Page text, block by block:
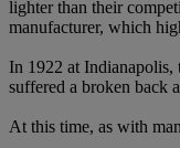
lighter than their
manufacturer, which
In 1922 at Indianapolis,
suffered a broken back
At this time, as with